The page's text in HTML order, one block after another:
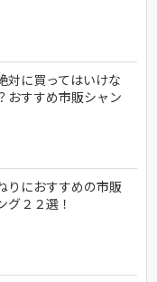
対に買ってはいけな
おすすめ市販シャン
りにおすすめの市販
グ２２選！